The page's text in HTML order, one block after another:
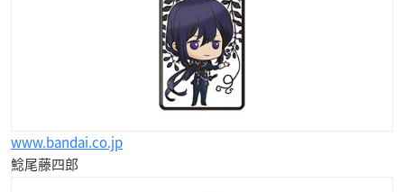
www.bandai.co.jp
鯰尾藤四郎